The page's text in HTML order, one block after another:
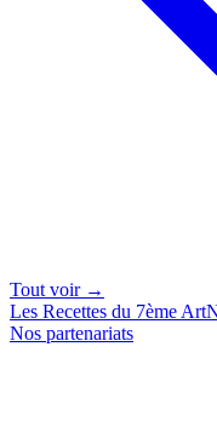
Tout voir →
Les Recettes du 7ème Art
Nos partenariats